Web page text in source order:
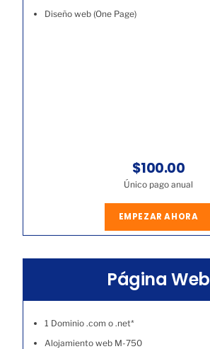
Diseño web (One Page)
$100.00
Único pago anual
EMPEZAR AHORA
Página Web
1 Dominio .com o .net*
Alojamiento web M-750